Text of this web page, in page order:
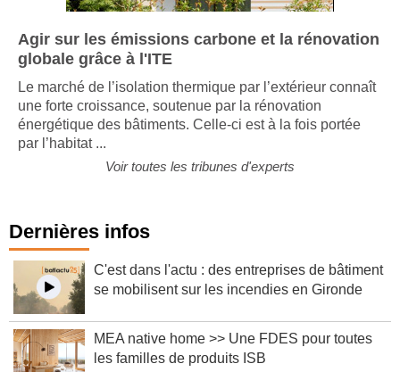
Agir sur les émissions carbone et la rénovation
globale grâce à l'ITE
Le marché de l’isolation thermique par l’extérieur connaît
une forte croissance, soutenue par la rénovation
énergétique des bâtiments. Celle-ci est à la fois portée
par l’habitat ...
Voir toutes les tribunes d'experts
Dernières infos
C'est dans l'actu : des entreprises de bâtiment
se mobilisent sur les incendies en Gironde
MEA native home >> Une FDES pour toutes
les familles de produits ISB